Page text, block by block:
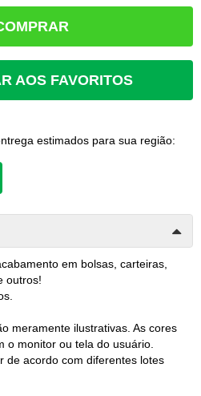
AOS FAVORITOS
estimados para sua região:
em bolsas, carteiras,
outros!
meramente ilustrativas. As cores
o monitor ou tela do usuário.
de acordo com diferentes lotes